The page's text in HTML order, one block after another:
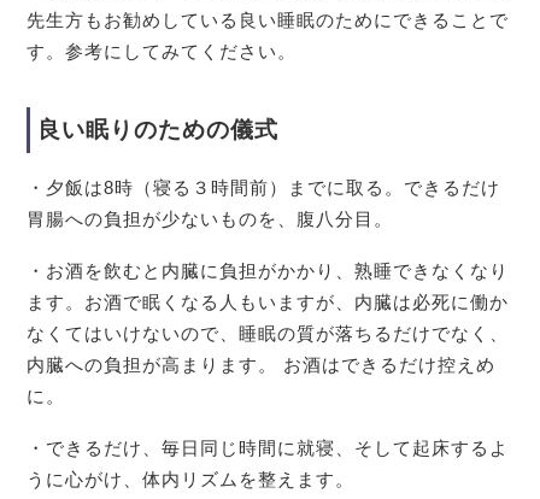
先生方もお勧めしている良い睡眠のためにできることで
す。参考にしてみてください。
良い眠りのための儀式
・夕飯は8時（寝る３時間前）までに取る。できるだけ
胃腸への負担が少ないものを、腹八分目。
・お酒を飲むと内臓に負担がかかり、熟睡できなくなり
ます。お酒で眠くなる人もいますが、内臓は必死に働か
なくてはいけないので、睡眠の質が落ちるだけでなく、
内臓への負担が高まります。 お酒はできるだけ控えめ
に。
・できるだけ、毎日同じ時間に就寝、そして起床するよ
うに心がけ、体内リズムを整えます。